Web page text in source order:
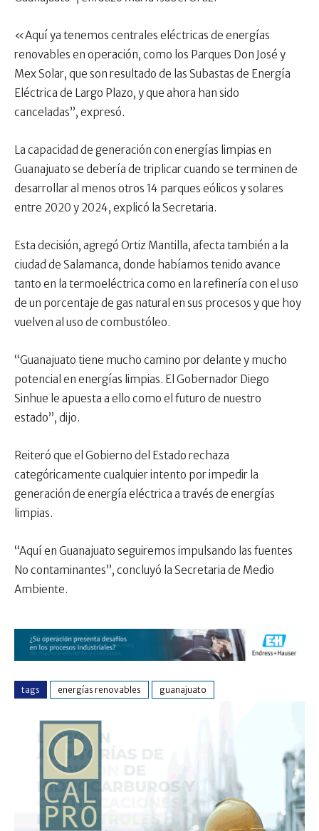
«Aquí ya tenemos centrales eléctricas de energías
renovables en operación, como los Parques Don José y
Mex Solar, que son resultado de las Subastas de Energía
Eléctrica de Largo Plazo, y que ahora han sido
canceladas”, expresó.
La capacidad de generación con energías limpias en
Guanajuato se debería de triplicar cuando se terminen de
desarrollar al menos otros 14 parques eólicos y solares
entre 2020 y 2024, explicó la Secretaria.
Esta decisión, agregó Ortiz Mantilla, afecta también a la
ciudad de Salamanca, donde habíamos tenido avance
tanto en la termoeléctrica como en la refinería con el uso
de un porcentaje de gas natural en sus procesos y que hoy
vuelven al uso de combustóleo.
“Guanajuato tiene mucho camino por delante y mucho
potencial en energías limpias. El Gobernador Diego
Sinhue le apuesta a ello como el futuro de nuestro
estado”, dijo.
Reiteró que el Gobierno del Estado rechaza
categóricamente cualquier intento por impedir la
generación de energía eléctrica a través de energías
limpias.
“Aquí en Guanajuato seguiremos impulsando las fuentes
No contaminantes”, concluyó la Secretaria de Medio
Ambiente.
tags energías renovables guanajuato